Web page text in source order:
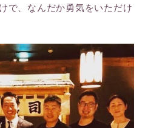
で、なんだか勇気をいただけ